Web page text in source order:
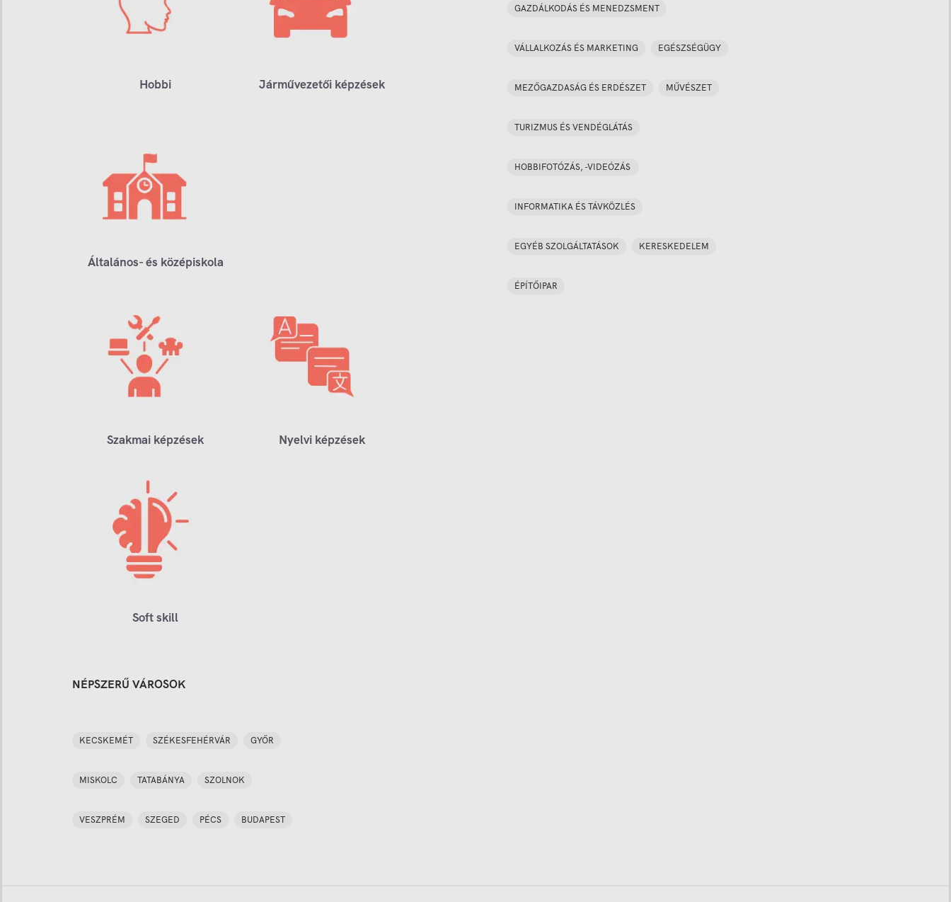
Hobbi Járművezetői képzések
Általános- és középiskola
Szakmai képzések Nyelvi képzések
Soft skill
GAZDÁLKODÁS ÉS MENEDZSMENT
VÁLLALKOZÁS ÉS MARKETING EGÉSZSÉGÜGY
MEZŐGAZDASÁG ÉS ERDÉSZET MŰVÉSZET
TURIZMUS ÉS VENDÉGLÁTÁS
HOBBIFOTÓZÁS, -VIDEÓZÁS
INFORMATIKA ÉS TÁVKÖZLÉS
EGYÉB SZOLGÁLTATÁSOK KERESKEDELEM
ÉPÍTŐIPAR
NÉPSZERŰ VÁROSOK
KECSKEMÉT SZÉKESFEHÉRVÁR GYŐR
MISKOLC TATABÁNYA SZOLNOK
VESZPRÉM SZEGED PÉCS BUDAPEST